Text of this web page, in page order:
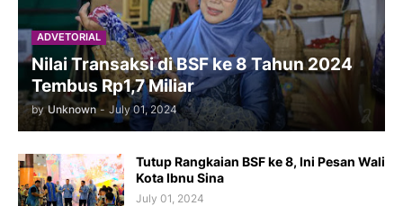
ADVETORIAL
Nilai Transaksi di BSF ke 8 Tahun 2024
Tembus Rp1,7 Miliar
by Unknown - July 01, 2024
Tutup Rangkaian BSF ke 8, Ini Pesan Wali
Kota Ibnu Sina
July 01, 2024